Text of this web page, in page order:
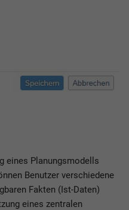
eines Planungsmodells
Benutzer verschiedene
Fakten (Ist-Daten)
eines zentralen